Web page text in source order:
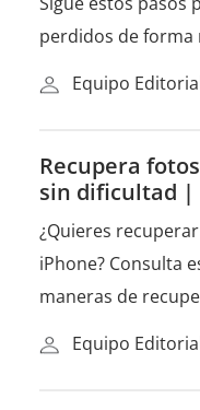
perdidos de forma
Equipo
Recupera
sin dificultad
¿Quieres
iPhone? Consulta
maneras de
Equipo